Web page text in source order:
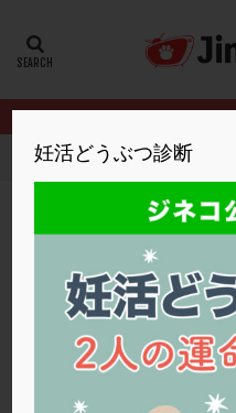
HOME クリニック別
卵巣機能低下での刺激
大島クリニック 低AMH,体
妊活どうぶつ診断
3個移植
AMH
ART BMI
DHEA
E2
ERA
ERA検査
FTカテーテル
hCG
LH
LUF MD-
NIPT
NK活性